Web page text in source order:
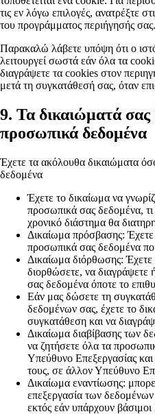
τις εν λόγω επιλογές, ανατρέξτε
του προγράμματος περιήγησής σας.
Παρακαλώ λάβετε υπόψη ότι ο
λειτουργεί σωστά εάν όλα τα
διαγράψετε τα cookies στον
μετά τη συγκατάθεσή σας, όταν
9. Τα δικαιώματά
προσωπικά δεδομένα
Έχετε τα ακόλουθα δικαιώματα
δεδομένα
Έχετε το δικαίωμα να
προσωπικά σας δεδομένα,
χρονικό διάστημα θα
Δικαίωμα πρόσβασης:
προσωπικά σας δεδομένα
Δικαίωμα διόρθωσης:
διορθώσετε, να διαγράψετε
σας δεδομένα όποτε το
Εάν μας δώσετε τη
δεδομένων σας, έχετε το
συγκατάθεση και να
Δικαίωμα διαβίβασης των
να ζητήσετε όλα τα
Υπεύθυνο Επεξεργασίας
τους, σε άλλον Υπεύθυνο
Δικαίωμα εναντίωσης:
επεξεργασία των
εκτός εάν υπάρχουν βάσιμοι